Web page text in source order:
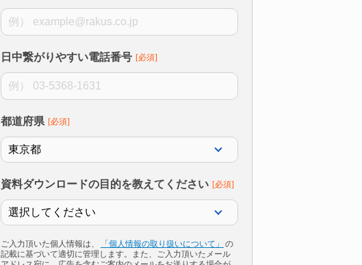
日中繋がりやすい電話番号
都道府県
資料ダウンロードの目的を教えてください
ご入力頂いた個人情報は、 「個人情報の取り扱いについて」
の
記載に基づいて適切に管理します。また、ご入力頂いたメール